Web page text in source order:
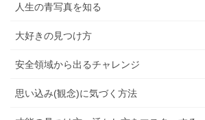
人生の青写真を知る
大好きの見つけ方
安全領域から出るチャレンジ
思い込み(観念)に気づく方法